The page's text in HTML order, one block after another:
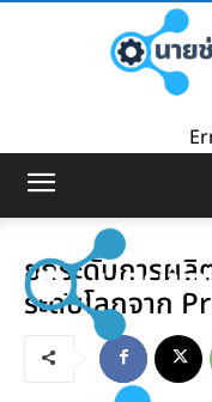
ยกระดับการผลิ
ระดับโลกจาก